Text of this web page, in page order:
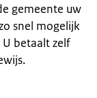
gemeente uw
snel mogelijk
betaalt zelf